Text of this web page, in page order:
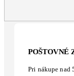
POŠTOVNÉ
Pri nákupe nad